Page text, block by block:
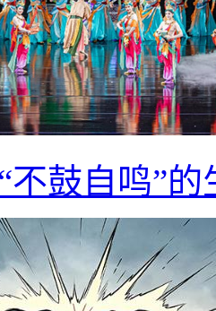
不鼓自鸣”